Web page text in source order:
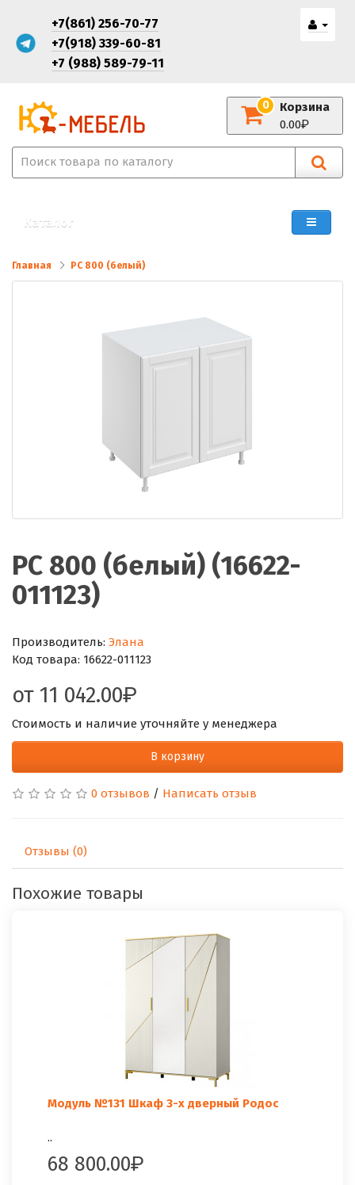
+7(861) 256-70-77
+7(918) 339-60-81
+7 (988) 589-79-11
Корзина
0
0.00
Каталог
Главная РС 800 (белый)
РС 800 (белый) (16622-
011123)
Производитель: Элана
Код товара: 16622-011123
от 11 042.00
Стоимость и наличие уточняйте у менеджера
В корзину
0 отзывов / Написать отзыв
Отзывы (0)
Похожие товары
Модуль №131 Шкаф 3-х дверный Родос
..
68 800.00